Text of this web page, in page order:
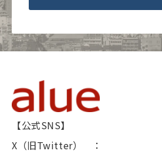
【公式SNS】
X（旧Twitter） ：